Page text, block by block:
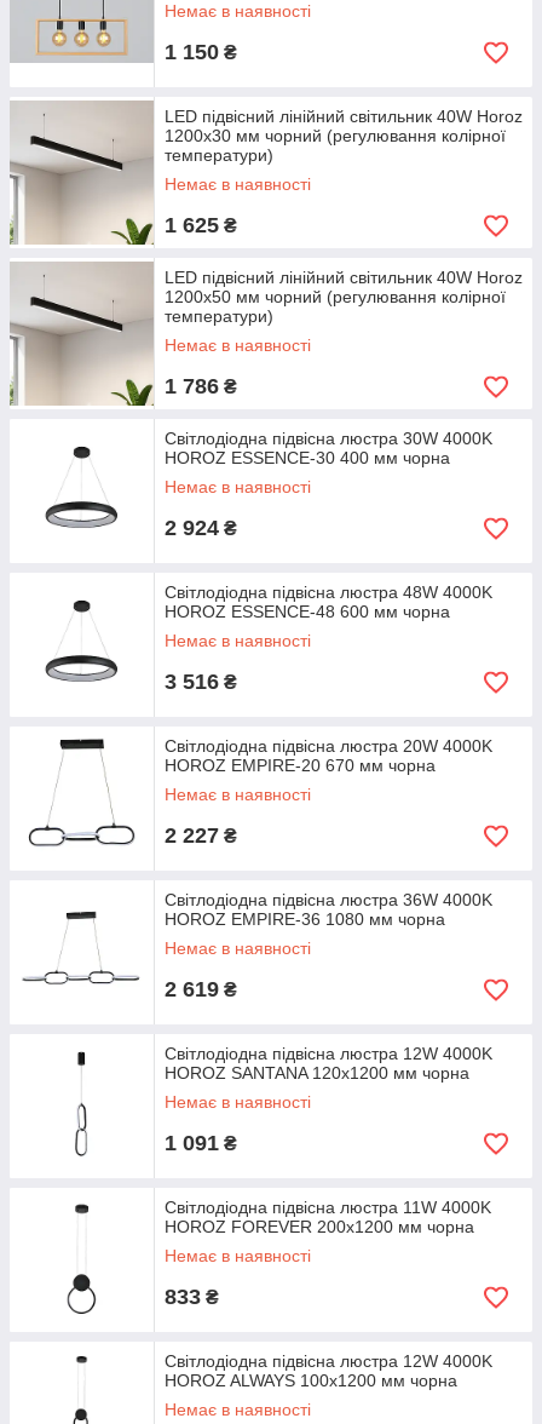
Немає в наявності
1 150 ₴
LED підвісний лінійний світильник 40W Horoz
1200х30 мм чорний (регулювання колірної
температури)
Немає в наявності
1 625 ₴
LED підвісний лінійний світильник 40W Horoz
1200х50 мм чорний (регулювання колірної
температури)
Немає в наявності
1 786 ₴
Світлодіодна підвісна люстра 30W 4000K
HOROZ ESSENCE-30 400 мм чорна
Немає в наявності
2 924 ₴
Світлодіодна підвісна люстра 48W 4000K
HOROZ ESSENCE-48 600 мм чорна
Немає в наявності
3 516 ₴
Світлодіодна підвісна люстра 20W 4000K
HOROZ EMPIRE-20 670 мм чорна
Немає в наявності
2 227 ₴
Світлодіодна підвісна люстра 36W 4000K
HOROZ EMPIRE-36 1080 мм чорна
Немає в наявності
2 619 ₴
Світлодіодна підвісна люстра 12W 4000K
HOROZ SANTANA 120х1200 мм чорна
Немає в наявності
1 091 ₴
Світлодіодна підвісна люстра 11W 4000K
HOROZ FOREVER 200х1200 мм чорна
Немає в наявності
833 ₴
Світлодіодна підвісна люстра 12W 4000K
HOROZ ALWAYS 100х1200 мм чорна
Немає в наявності